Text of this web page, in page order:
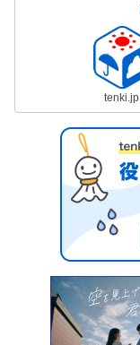
tenki.jp